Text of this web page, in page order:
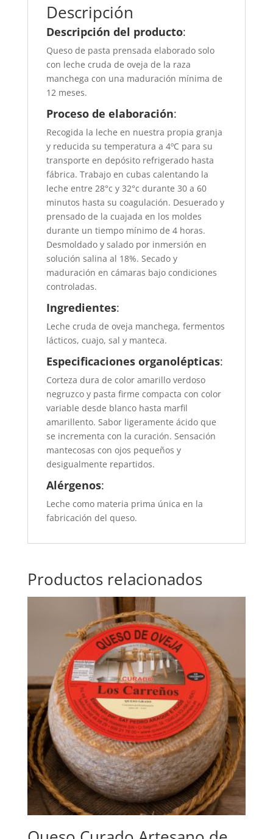
cantidad
Descripción
Descripción del producto:
Queso de pasta prensada elaborado solo
con leche cruda de oveja de la raza
manchega con una maduración mínima de
12 meses.
Proceso de elaboración:
Recogida la leche en nuestra propia granja
y reducida su temperatura a 4ºC para su
transporte en depósito refrigerado hasta
fábrica. Trabajo en cubas calentando la
leche entre 28°c y 32°c durante 30 a 60
minutos hasta su coagulación. Desuerado y
prensado de la cuajada en los moldes
durante un tiempo mínimo de 4 horas.
Desmoldado y salado por inmersión en
solución salina al 18%. Secado y
maduración en cámaras bajo condiciones
controladas.
Ingredientes:
Leche cruda de oveja manchega, fermentos
lácticos, cuajo, sal y manteca.
Especificaciones organolépticas:
Corteza dura de color amarillo verdoso
negruzco y pasta firme compacta con color
variable desde blanco hasta marfil
amarillento. Sabor ligeramente ácido que
se incrementa con la curación. Sensación
mantecosas con ojos pequeños y
desigualmente repartidos.
Alérgenos:
Leche como materia prima única en la
fabricación del queso.
Productos relacionados